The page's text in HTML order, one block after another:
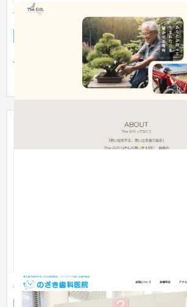
The Gift.
介護・福祉・老人ホーム 〜30万円
患者さんとの思い出の写真を、ホームページ
うに見ることができるデザインに仕上げまし
のざき歯科医院